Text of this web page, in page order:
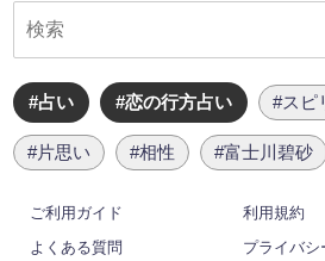
#占い #恋の行方占い #スピ
#片思い #相性 #富士川碧砂
ご利用ガイド
利用規約
よくある質問
プライバシ